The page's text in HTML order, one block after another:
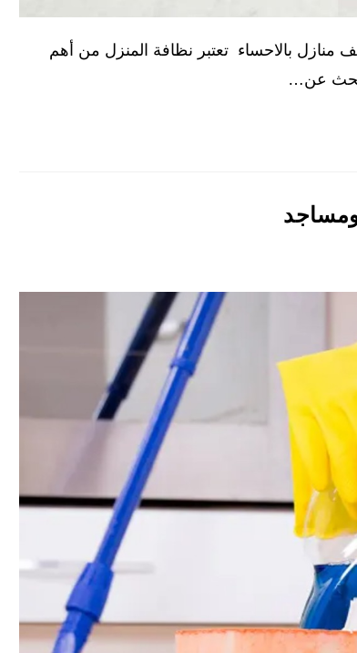
منازل بالاحساء تعتبر نظافة المنزل من أهم
تبحث عن…